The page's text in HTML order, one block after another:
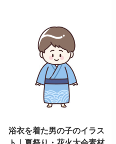
浴衣を着た男の子のイラス